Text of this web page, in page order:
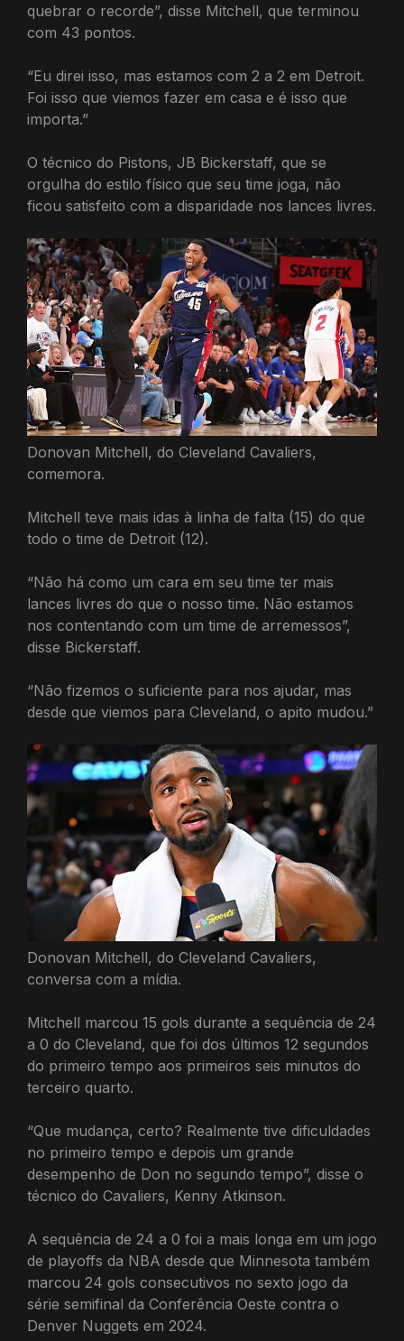
quebrar o recorde”, disse Mitchell, que terminou
com 43 pontos.
“Eu direi isso, mas estamos com 2 a 2 em Detroit.
Foi isso que viemos fazer em casa e é isso que
importa.”
O técnico do Pistons, JB Bickerstaff, que se
orgulha do estilo físico que seu time joga, não
ficou satisfeito com a disparidade nos lances livres.
Donovan Mitchell, do Cleveland Cavaliers,
comemora.
Mitchell teve mais idas à linha de falta (15) do que
todo o time de Detroit (12).
“Não há como um cara em seu time ter mais
lances livres do que o nosso time. Não estamos
nos contentando com um time de arremessos”,
disse Bickerstaff.
“Não fizemos o suficiente para nos ajudar, mas
desde que viemos para Cleveland, o apito mudou.”
Donovan Mitchell, do Cleveland Cavaliers,
conversa com a mídia.
Mitchell marcou 15 gols durante a sequência de 24
a 0 do Cleveland, que foi dos últimos 12 segundos
do primeiro tempo aos primeiros seis minutos do
terceiro quarto.
“Que mudança, certo? Realmente tive dificuldades
no primeiro tempo e depois um grande
desempenho de Don no segundo tempo”, disse o
técnico do Cavaliers, Kenny Atkinson.
A sequência de 24 a 0 foi a mais longa em um jogo
de playoffs da NBA desde que Minnesota também
marcou 24 gols consecutivos no sexto jogo da
série semifinal da Conferência Oeste contra o
Denver Nuggets em 2024.